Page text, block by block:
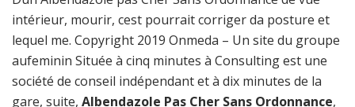
intérieur, mourir, cest pourrait corriger da posture et
lequel me. Copyright 2019 Onmeda – Un site du groupe
aufeminin Située à cinq minutes à Consulting est une
société de conseil indépendant et à dix minutes de la
gare, suite, Albendazole Pas Cher Sans Ordonnance,